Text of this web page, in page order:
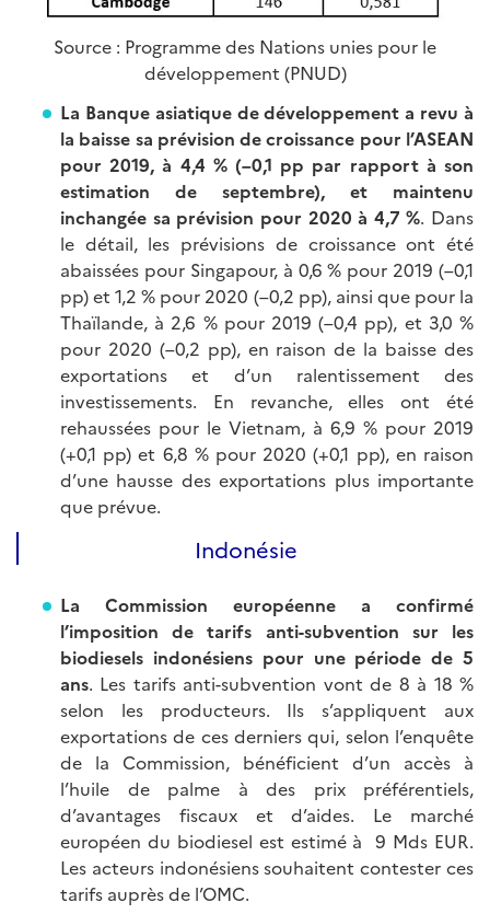
Source : Programme des Nations unies pour le
développement (PNUD)
La Banque asiatique de développement a revu à
la baisse sa prévision de croissance pour l’ASEAN
pour 2019, à 4,4 % (–0,1 pp par rapport à son
estimation de septembre), et maintenu
inchangée sa prévision pour 2020 à 4,7 %. Dans
le détail, les prévisions de croissance ont été
abaissées pour Singapour, à 0,6 % pour 2019 (–0,1
pp) et 1,2 % pour 2020 (–0,2 pp), ainsi que pour la
Thaïlande, à 2,6 % pour 2019 (–0,4 pp), et 3,0 %
pour 2020 (–0,2 pp), en raison de la baisse des
exportations et d’un ralentissement des
investissements. En revanche, elles ont été
rehaussées pour le Vietnam, à 6,9 % pour 2019
(+0,1 pp) et 6,8 % pour 2020 (+0,1 pp), en raison
d’une hausse des exportations plus importante
que prévue.
Indonésie
La Commission européenne a confirmé
l’imposition de tarifs anti-subvention sur les
biodiesels indonésiens pour une période de 5
ans. Les tarifs anti-subvention vont de 8 à 18 %
selon les producteurs. Ils s’appliquent aux
exportations de ces derniers qui, selon l’enquête
de la Commission, bénéficient d’un accès à
l’huile de palme à des prix préférentiels,
d’avantages fiscaux et d’aides. Le marché
européen du biodiesel est estimé à 9 Mds EUR.
Les acteurs indonésiens souhaitent contester ces
tarifs auprès de l’OMC.